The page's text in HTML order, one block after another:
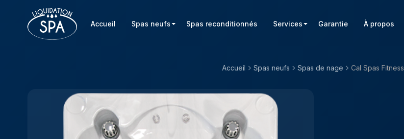
Accueil Spas neufs Spas reconditionnés Services Garantie À propos
Accueil Spas neufs Spas de nage Cal Spas